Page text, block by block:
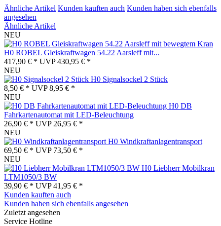
Ähnliche Artikel Kunden kauften auch Kunden haben sich ebenfalls
angesehen
Ähnliche Artikel
NEU
H0 ROBEL Gleiskraftwagen 54.22 Aarsleff mit...
417,90 € * UVP430,95 € *
NEU
H0 Signalsockel 2 Stück
8,50 € * UVP8,95 € *
NEU
H0 DB
Fahrkartenautomat mit LED-Beleuchtung
26,90 € * UVP 26,95 € *
NEU
H0 Windkraftanlagentransport
69,50 € * UVP 73,50 € *
NEU
H0 Liebherr Mobilkran
LTM1050/3 BW
39,90 € * UVP41,95 € *
Kunden kauften auch
Kunden haben sich ebenfalls angesehen
Zuletzt angesehen
Service Hotline